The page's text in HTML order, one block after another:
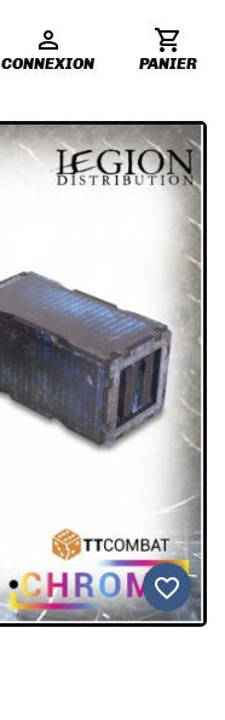
CONNEXION PANIER
favorite_border